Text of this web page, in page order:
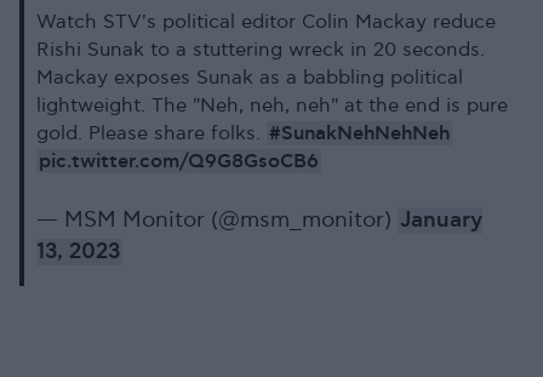
Watch STV's political editor Colin Mackay reduce
Rishi Sunak to a stuttering wreck in 20 seconds.
Mackay exposes Sunak as a babbling political
lightweight. The "Neh, neh, neh" at the end is pure
gold. Please share folks. #SunakNehNehNeh
pic.twitter.com/Q9G8GsoCB6
— MSM Monitor (@msm_monitor) January
13, 2023